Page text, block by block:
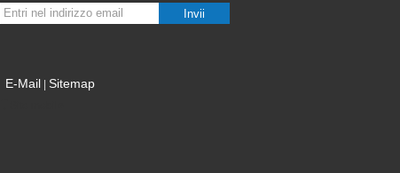
Invii
E-Mail Sitemap